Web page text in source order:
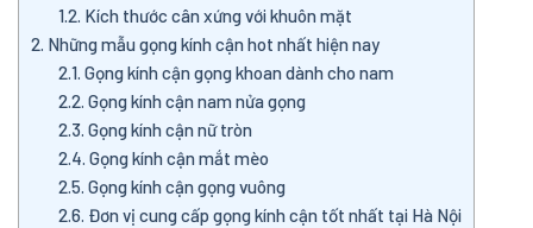
1.2. Kích thước cân xứng với khuôn mặt
2. Những mẫu gọng kính cận hot nhất hiện nay
2.1. Gọng kính cận gọng khoan dành cho nam
2.2. Gọng kính cận nam nửa gọng
2.3. Gọng kính cận nữ tròn
2.4. Gọng kính cận mắt mèo
2.5. Gọng kính cận gọng vuông
2.6. Đơn vị cung cấp gọng kính cận tốt nhất tại Hà Nội